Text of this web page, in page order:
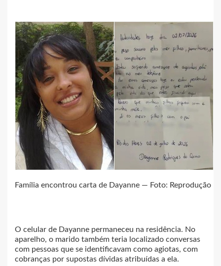
Família encontrou carta de Dayanne — Foto: Reprodução
O celular de Dayanne permaneceu na residência. No
aparelho, o marido também teria localizado conversas
com pessoas que se identificavam como agiotas, com
cobranças por supostas dívidas atribuídas a ela.